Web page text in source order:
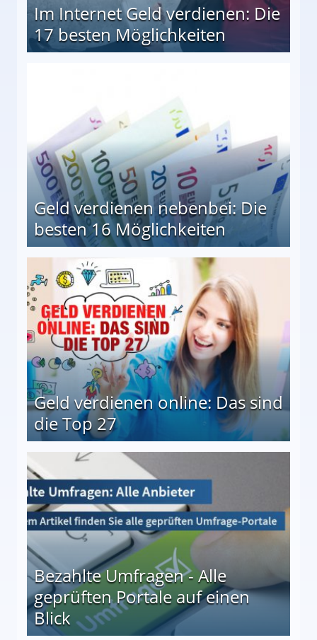
Im Internet Geld verdienen: Die
17 besten Möglichkeiten
Geld verdienen nebenbei: Die
besten 16 Möglichkeiten
Geld verdienen online: Das sind
die Top 27
Bezahlte Umfragen - Alle
geprüften Portale auf einen
Blick